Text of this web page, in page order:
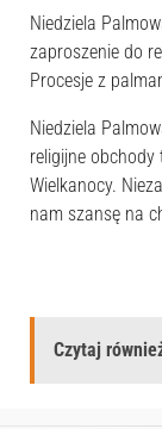
Niedziela
zaproszenie do
Procesje z
Niedziela
religijne
Wielkanocy.
nam szansę na
Czytaj